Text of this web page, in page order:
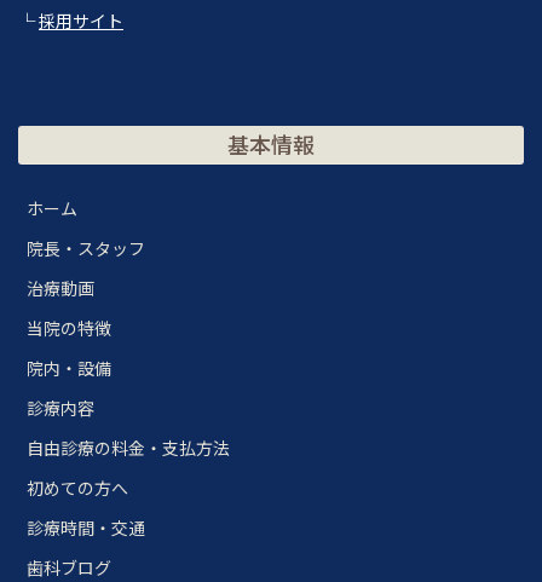
└採用サイト
基本情報
ホーム
院長・スタッフ
治療動画
当院の特徴
院内・設備
診療内容
自由診療の料金・支払方法
初めての方へ
診療時間・交通
歯科ブログ